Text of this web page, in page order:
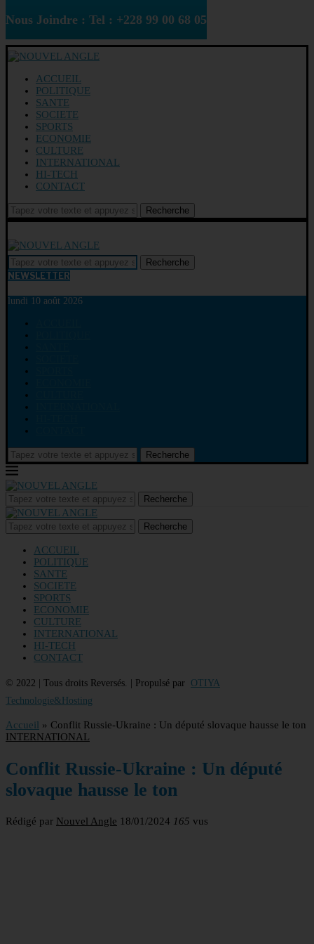
Nous Joindre : Tel : +228 99 00 68 05
ACCUEIL
POLITIQUE
SANTE
SOCIETE
SPORTS
ECONOMIE
CULTURE
INTERNATIONAL
HI-TECH
CONTACT
Recherche
Recherche
NEWSLETTER
lundi 10 août 2026
Recherche
Recherche
Recherche
ACCUEIL
POLITIQUE
SANTE
SOCIETE
SPORTS
ECONOMIE
CULTURE
INTERNATIONAL
HI-TECH
CONTACT
© 2022 | Tous droits Reversés. | Propulsé par OTIYA
Technologie&Hosting
Accueil » Conflit Russie-Ukraine : Un député slovaque hausse le ton
INTERNATIONAL
Conflit Russie-Ukraine : Un député
slovaque hausse le ton
Rédigé par Nouvel Angle 18/01/2024 165 vus